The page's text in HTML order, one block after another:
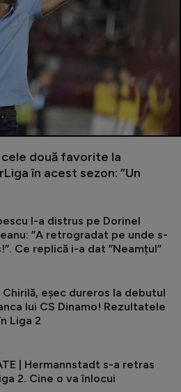
cele două favorite la
în acest sezon: ”Un
l-a distrus pe Dorinel
”A retrogradat pe unde s-
Ce replică i-a dat ”Neamțul”
Chirilă, eșec dureros la debutul
lui CS Dinamo! Rezultatele
Liga 2
| Hermannstadt s-a retras
2. Cine o va înlocui